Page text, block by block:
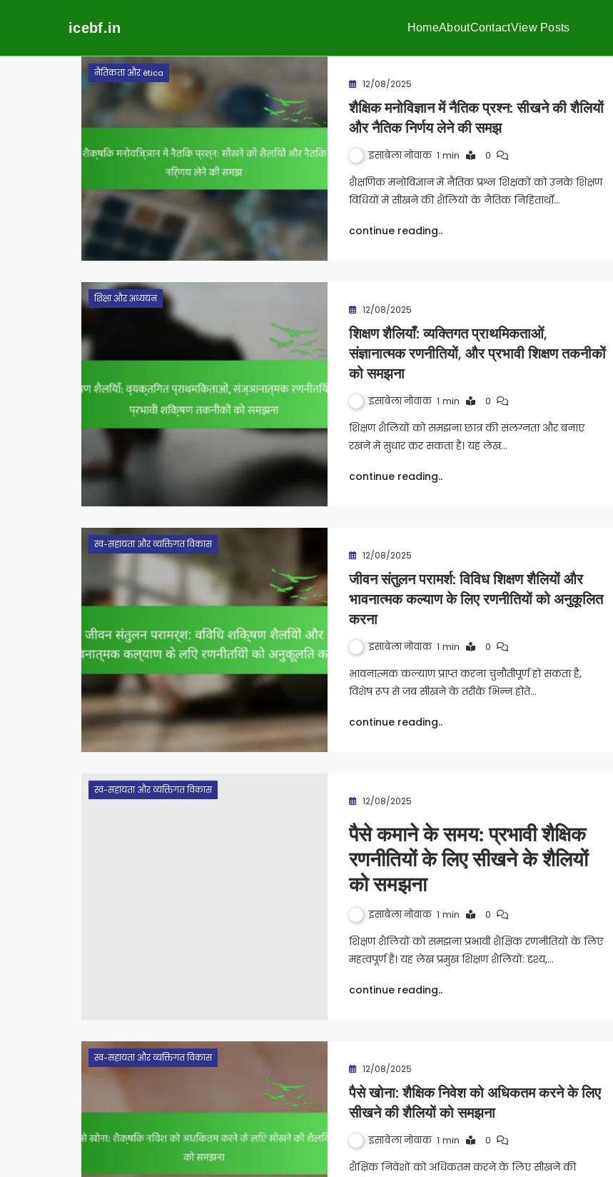
icebf.in HomeAboutContactView Posts
नैतिकता और ética
12/08/2025
शैक्षिक मनोविज्ञान में नैतिक प्रश्न: सीखने की शैलियों
और नैतिक निर्णय लेने की समझ
इसाबेला नोवाक 1 min 0
शैक्षणिक मनोविज्ञान में नैतिक प्रश्न शिक्षकों को उनके शिक्षण
विधियों में सीखने की शैलियों के नैतिक निहितार्थों…
continue reading..
शिक्षा और अध्ययन
12/08/2025
शिक्षण शैलियाँ: व्यक्तिगत प्राथमिकताओं,
संज्ञानात्मक रणनीतियों, और प्रभावी शिक्षण तकनीकों
को समझना
इसाबेला नोवाक 1 min 0
शिक्षण शैलियों को समझना छात्र की संलग्नता और बनाए
रखने में सुधार कर सकता है। यह लेख…
continue reading..
स्व-सहायता और व्यक्तिगत विकास
12/08/2025
जीवन संतुलन परामर्श: विविध शिक्षण शैलियों और
भावनात्मक कल्याण के लिए रणनीतियों को अनुकूलित
करना
इसाबेला नोवाक 1 min 0
भावनात्मक कल्याण प्राप्त करना चुनौतीपूर्ण हो सकता है,
विशेष रूप से जब सीखने के तरीके भिन्न होते…
continue reading..
स्व-सहायता और व्यक्तिगत विकास
12/08/2025
पैसे कमाने के समय: प्रभावी शैक्षिक
रणनीतियों के लिए सीखने के शैलियों
को समझना
इसाबेला नोवाक 1 min 0
शिक्षण शैलियों को समझना प्रभावी शैक्षिक रणनीतियों के लिए
महत्वपूर्ण है। यह लेख प्रमुख शिक्षण शैलियों: दृश्य,…
continue reading..
स्व-सहायता और व्यक्तिगत विकास
12/08/2025
पैसे खोना: शैक्षिक निवेश को अधिकतम करने के लिए
सीखने की शैलियों को समझना
इसाबेला नोवाक 1 min 0
शैक्षिक निवेशों को अधिकतम करने के लिए सीखने की